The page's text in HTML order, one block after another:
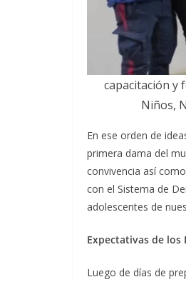
capacitación y
Niños,
En ese orden de
primera dama del
convivencia así
con el Sistema de
adolescentes de
Expectativas de los
Luego de días de